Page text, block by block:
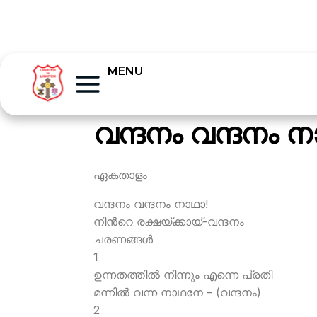
MENU
വന്ദനം വന്ദനം
ഏകതാളം
വന്ദനം വന്ദനം നാഥാ!
നിന്‍റെ രക്ഷയ്ക്കായ്-വന്ദനം
ചരണങ്ങള്‍
1
ഉന്നതത്തില്‍ നിന്നും എന്നെ പ്രതി
മന്നില്‍ വന്ന നാഥനേ – (വന്ദനം)
2